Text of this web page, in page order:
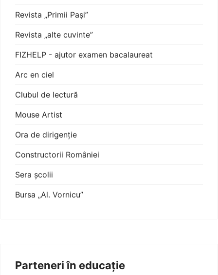
Revista „Primii Pași”
Revista „alte cuvinte”
FIZHELP - ajutor examen bacalaureat
Arc en ciel
Clubul de lectură
Mouse Artist
Ora de dirigenție
Constructorii României
Sera școlii
Bursa „Al. Vornicu”
Parteneri în educație